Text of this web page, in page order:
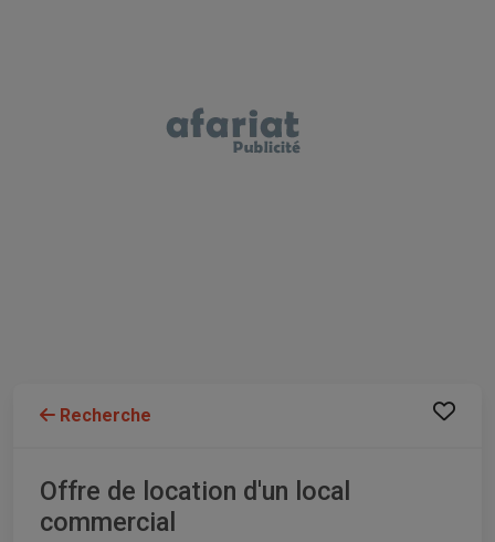
Recherche
Offre de location d'un local
commercial